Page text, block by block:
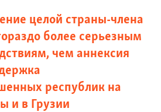
целой страны-члена
более серьезным
чем аннексия
республик на
и в Грузии